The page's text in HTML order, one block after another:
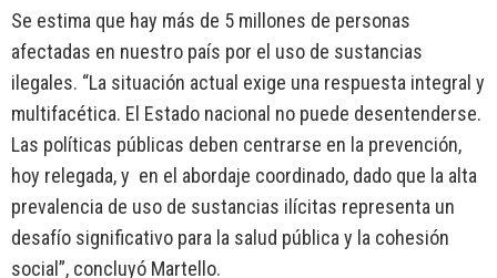
Se estima que hay más de 5 millones de personas
afectadas en nuestro país por el uso de sustancias
ilegales. “La situación actual exige una respuesta integral y
multifacética. El Estado nacional no puede desentenderse.
Las políticas públicas deben centrarse en la prevención,
hoy relegada, y en el abordaje coordinado, dado que la alta
prevalencia de uso de sustancias ilícitas representa un
desafío significativo para la salud pública y la cohesión
social”, concluyó Martello.